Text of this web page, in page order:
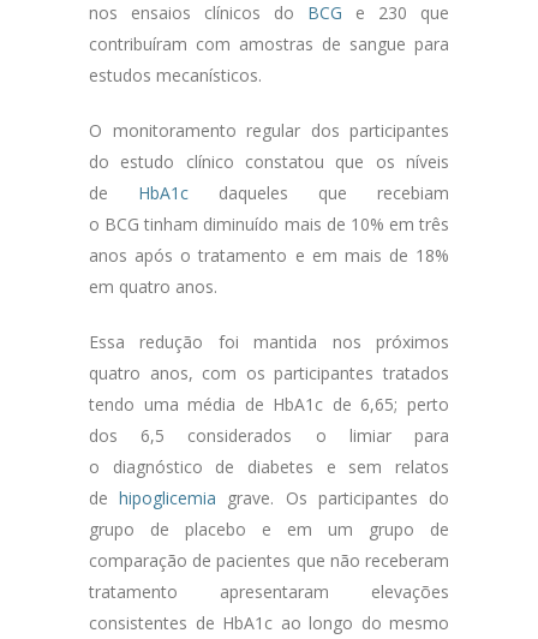
nos ensaios clínicos do BCG e 230 que
contribuíram com amostras de sangue para
estudos mecanísticos.
O monitoramento regular dos participantes
do estudo clínico constatou que os níveis
de HbA1c daqueles que recebiam
o BCG tinham diminuído mais de 10% em três
anos após o tratamento e em mais de 18%
em quatro anos.
Essa redução foi mantida nos próximos
quatro anos, com os participantes tratados
tendo uma média de HbA1c de 6,65; perto
dos 6,5 considerados o limiar para
o diagnóstico de diabetes e sem relatos
dehipoglicemia grave. Os participantes do
grupo de placebo e em um grupo de
comparação de pacientes que não receberam
tratamento apresentaram elevações
consistentes de HbA1c ao longo do mesmo